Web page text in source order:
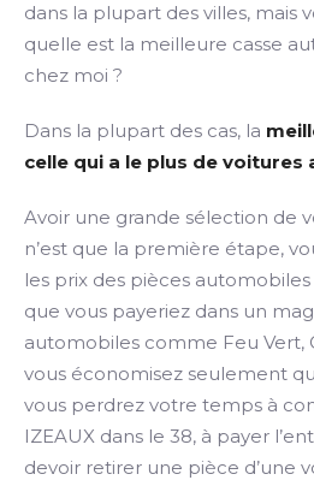
dans la plupart des villes, mais
quelle est la meilleure casse
chez moi ?
Dans la plupart des cas, la
celle qui a le plus de voitures
Avoir une grande sélection de
n’est que la première étape,
les prix des pièces
que vous payeriez dans un
automobiles comme Feu Vert,
vous économisez seulement
vous perdrez votre temps à
IZEAUX dans le 38, à payer
devoir retirer une pièce d’une